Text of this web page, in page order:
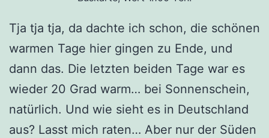
Tja tja tja, da dachte ich schon, die schönen
warmen Tage hier gingen zu Ende, und
dann das. Die letzten beiden Tage war es
wieder 20 Grad warm… bei Sonnenschein,
natürlich. Und wie sieht es in Deutschland
aus? Lasst mich raten… Aber nur der Süden